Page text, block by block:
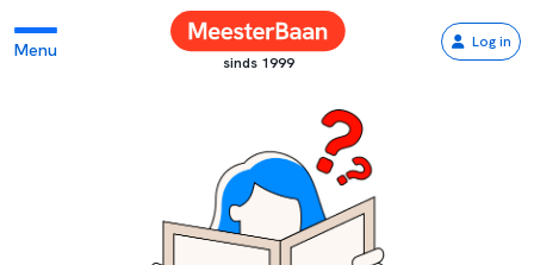
Menu
sinds 1999
Log in